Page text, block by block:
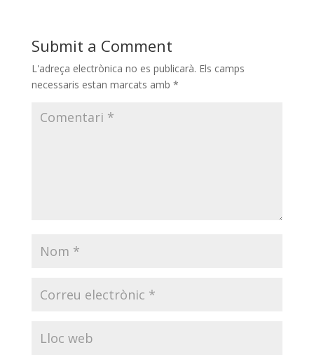
Submit a Comment
L'adreça electrònica no es publicarà. Els camps
necessaris estan marcats amb *